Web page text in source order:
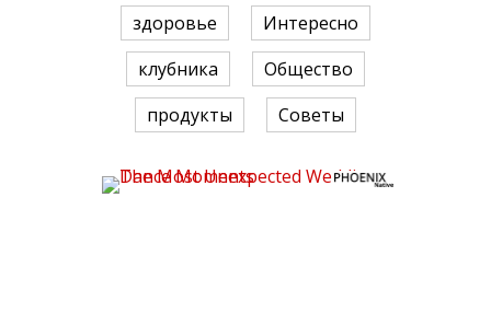
здоровье
Интересно
клубника
Общество
продукты
Советы